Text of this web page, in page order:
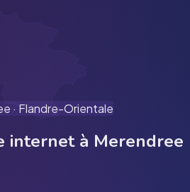
· Flandre-Orientale
internet à Merendree